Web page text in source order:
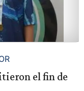
el fin de